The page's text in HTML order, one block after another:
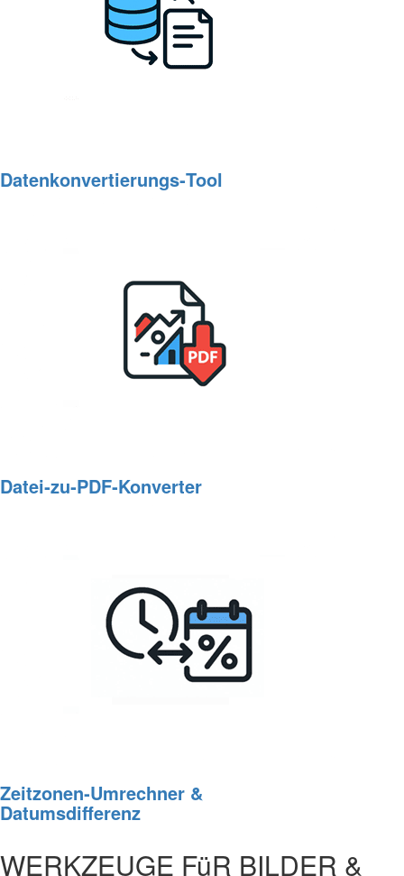
Datenkonvertierungs‑Tool
Datei‑zu‑PDF‑Konverter
Zeitzonen‑Umrechner &
Datumsdifferenz
WERKZEUGE FüR BILDER &